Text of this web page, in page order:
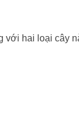
hai loại cây